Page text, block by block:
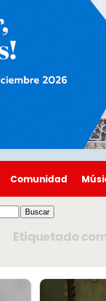
Comunidad
Etiquetado